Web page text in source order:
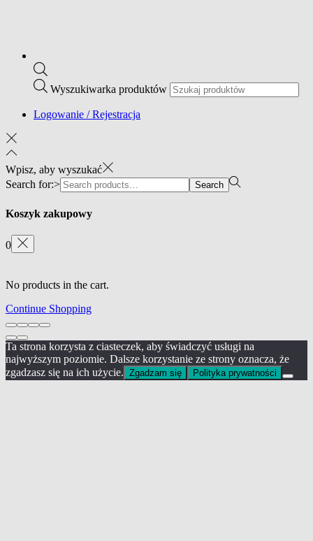
Wyszukiwarka produktów
Logowanie / Rejestracja
Wpisz, aby wyszukać
Search for:>
Search
Koszyk zakupowy
0
No products in the cart.
Continue Shopping
Ta strona korzysta z ciasteczek, aby świadczyć usługi na
najwyższym poziomie. Dalsze korzystanie ze strony oznacza, że
zgadzasz się na ich użycie. Zgadzam się Polityka prywatności